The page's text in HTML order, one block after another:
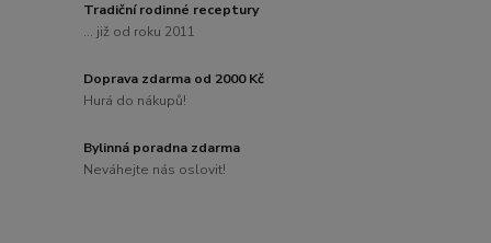
Tradiční rodinné receptury
... již od roku 2011
Doprava zdarma od 2000 Kč
Hurá do nákupů!
Bylinná poradna zdarma
Neváhejte nás oslovit!